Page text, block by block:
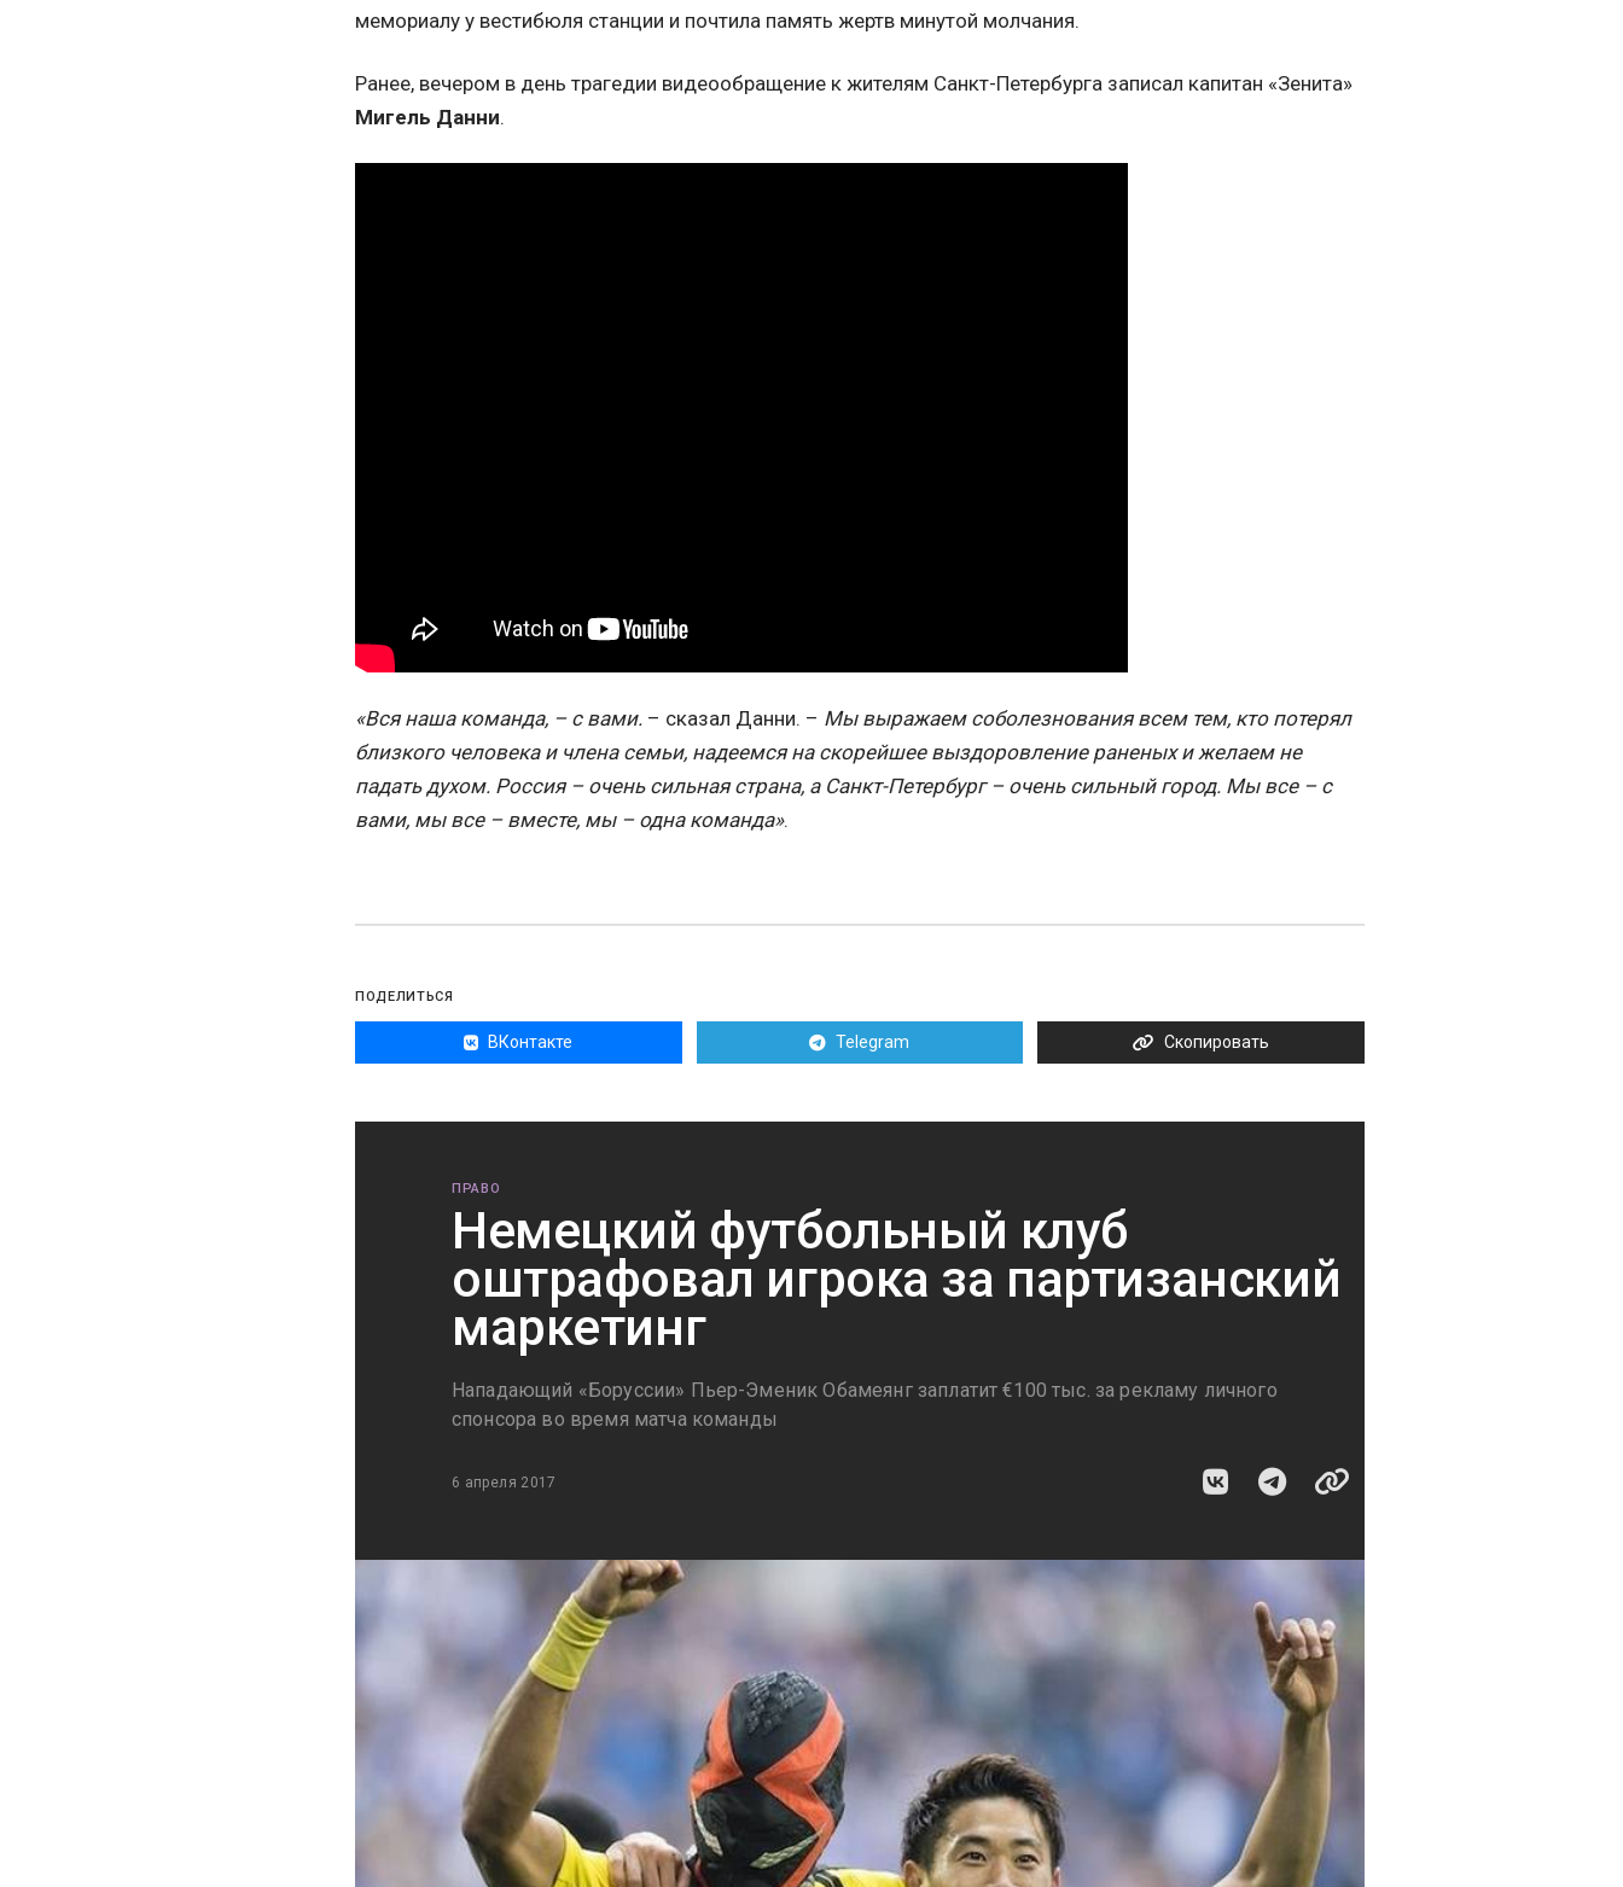
мемориалу у вестибюля станции и почтила память жертв минутой молчания.
Ранее, вечером в день трагедии видеообращение к жителям Санкт-Петербурга записал капитан «Зенита»
Мигель Данни.
«Вся наша команда, – с вами. – сказал Данни. – Мы выражаем соболезнования всем тем, кто потерял
близкого человека и члена семьи, надеемся на скорейшее выздоровление раненых и желаем не
падать духом. Россия – очень сильная страна, а Санкт-Петербург – очень сильный город. Мы все – с
вами, мы все – вместе, мы – одна команда».
ПОДЕЛИТЬСЯ
ВКонтакте Telegram Скопировать
ПРАВО
Немецкий футбольный клуб
оштрафовал игрока за партизанский
маркетинг
Нападающий «Боруссии» Пьер-Эменик Обамеянг заплатит €100 тыс. за рекламу личного
спонсора во время матча команды
6 апреля 2017